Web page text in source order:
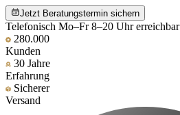
Jetzt Beratungstermin sichern
Telefonisch Mo–Fr 8–20 Uhr erreichbar
280.000
Kunden
30 Jahre
Erfahrung
Sicherer
Versand